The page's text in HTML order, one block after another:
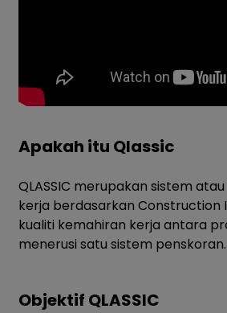
Apakah itu Qlassic
QLASSIC merupakan sistem
kerja berdasarkan Construction
kualiti kemahiran kerja antara
menerusi satu sistem penskoran.
Objektif QLASSIC